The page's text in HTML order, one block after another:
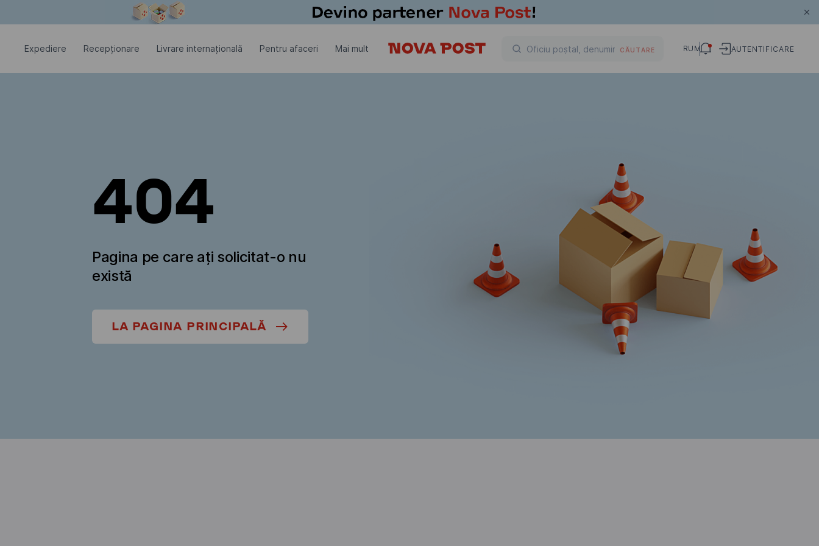
Expediere Recepționare Livrare internațională Pentru afaceri Mai mult CĂUTARE RUM AUTENTIFICARE
404
Pagina pe care ați solicitat-o nu
există
LA PAGINA PRINCIPALĂ
Fereastra modală este deschisă